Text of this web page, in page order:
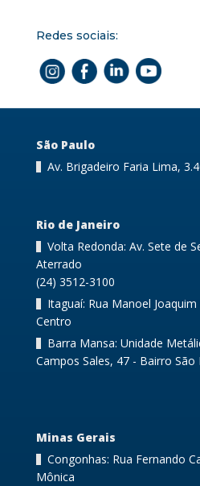
Redes sociais:
São Paulo
Av. Brigadeiro Faria Lima,
Rio de Janeiro
Volta Redonda: Av. Sete de
Aterrado
(24) 3512-3100
Itaguaí: Rua Manoel
Centro
Barra Mansa: Unidade
Campos Sales, 47 - Bairro São
Minas Gerais
Congonhas: Rua Fernando
Mônica